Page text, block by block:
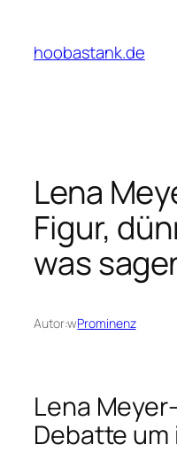
treścihoobastank.de
Lena
Figur,
was
Autor:wProminenz
Lena
Debatte um